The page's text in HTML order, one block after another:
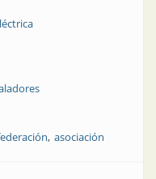
asociación